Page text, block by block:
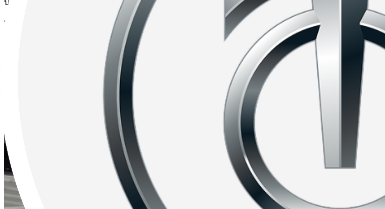
บทความนี้จะพาคุณไปรู้จัก
บริการ Fast Track
จากโชว์รูมเบนซ์ TTC Motor ว่าคืออะไร แตกต่างจ
รายการ ที่รวดเร็วครบถ้วน มั่นใจได้ว่าทุกจุดที่สำคัญของรถเบนซ์ของคุณได้รับการดูแลอย่างมีมาตร
บริการ Fast Track ของโชว์รูมเบนซ์ TTC Motor คืออะไร